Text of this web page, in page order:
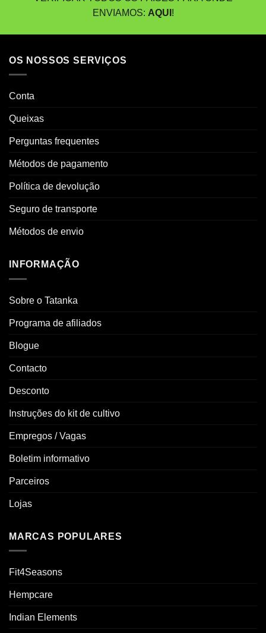
ENVIAMOS: AQUI !
OS NOSSOS SERVIÇOS
Conta
Queixas
Perguntas frequentes
Métodos de pagamento
Política de devolução
Seguro de transporte
Métodos de envio
INFORMAÇÃO
Sobre o Tatanka
Programa de afiliados
Blogue
Contacto
Desconto
Instruções do kit de cultivo
Empregos / Vagas
Boletim informativo
Parceiros
Lojas
MARCAS POPULARES
Fit4Seasons
Hempcare
Indian Elements